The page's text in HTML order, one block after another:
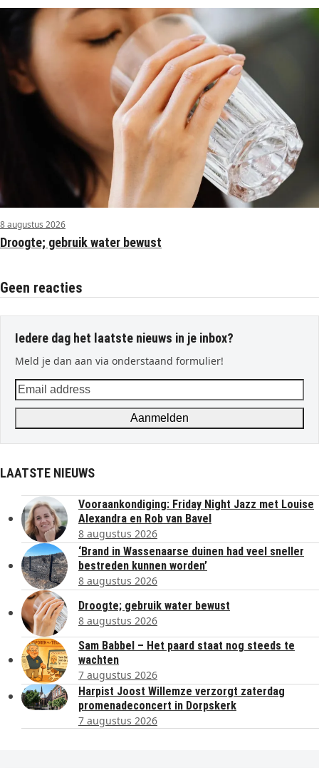
8 augustus 2026
Droogte; gebruik water bewust
Geen reacties
Iedere dag het laatste nieuws in je inbox?
Meld je dan aan via onderstaand formulier!
Email
address
Aanmelden
LAATSTE NIEUWS
Vooraankondiging: Friday Night Jazz met Louise
Alexandra en Rob van Bavel
8 augustus 2026
‘Brand in Wassenaarse duinen had veel sneller
bestreden kunnen worden’
8 augustus 2026
Droogte; gebruik water bewust
8 augustus 2026
Sam Babbel – Het paard staat nog steeds te
wachten
7 augustus 2026
Harpist Joost Willemze verzorgt zaterdag
promenadeconcert in Dorpskerk
7 augustus 2026